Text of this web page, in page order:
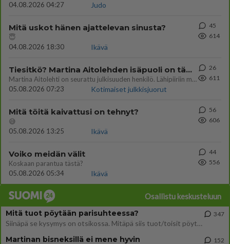
04.08.2026 04:27
Judo
Mitä uskot hänen ajattelevan sinusta?
😇
04.08.2026 18:30
Ikävä
45
614
Tiesitkö? Martina Aitolehden isäpuoli on tämä suosittu laulaja
Martina Aitolehti on seurattu julkisuuden henkilö. Lähipiiriin mahtuu muitakin tunnettuja henkilöitä. Tiesitkö, että Ma
05.08.2026 07:23
Kotimaiset julkkisjuorut
26
611
Mitä töitä kaivattusi on tehnyt?
😅
05.08.2026 13:25
Ikävä
56
606
Voiko meidän välit
Koskaan parantua tästä?
05.08.2026 05:34
Ikävä
44
556
Osallistu keskusteluun
Mitä tuot pöytään parisuhteessa?
Siinäpä se kysymys on otsikossa. Mitäpä siis tuot/toisit pöytään parisuhteessa? Oletko mies vai nainen? Koetko sen mitä
347
Martinan bisneksillä ei mene hyvin 152